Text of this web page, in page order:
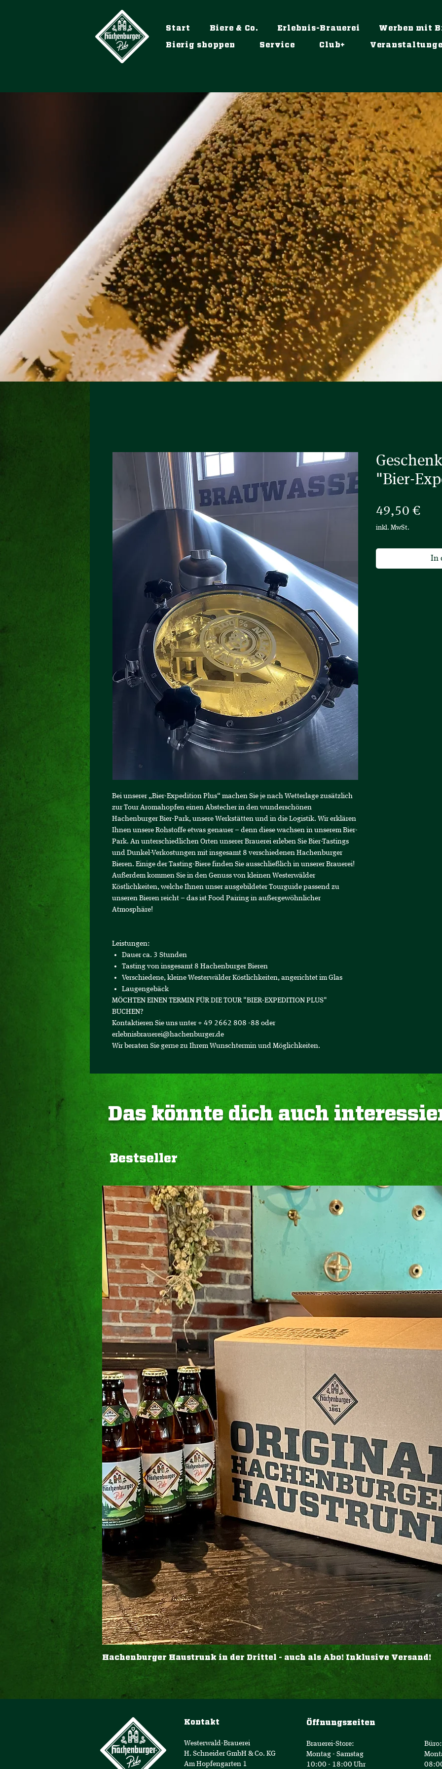
Start Biere & Co. Erlebnis-Brauerei Werben mit
Bierig shoppen Service Club+
Bei unserer „Bier-Expedition Plus“ machen Sie je nach Wetterlage zusätzlich
zur Tour Aromahopfen einen Abstecher in den wunderschönen
Hachenburger Bier-Park, unsere Werkstätten und in die Logistik. Wir erklären
Ihnen unsere Rohstoffe etwas genauer – denn diese wachsen in unserem Bier-
Park. An unterschiedlichen Orten unserer Brauerei erleben Sie Bier-Tastings
und Dunkel-Verkostungen mit insgesamt 8 verschiedenen Hachenburger
Bieren. Einige der Tasting-Biere finden Sie ausschließlich in unserer Brauerei!
Außerdem kommen Sie in den Genuss von kleinen Westerwälder
Köstlichkeiten, welche Ihnen unser ausgebildeter Tourguide passend zu
unseren Bieren reicht – das ist Food Pairing in außergewöhnlicher
Atmosphäre!
Leistungen:
Dauer ca. 3 Stunden
Tasting von insgesamt 8 Hachenburger Bieren
Verschiedene, kleine WesterwälderKöstlichkeiten, angerichtet im Glas
Laugengebäck
MÖCHTEN EINEN TERMIN FÜR DIE TOUR "BIER-EXPEDITION PLUS"
BUCHEN?
Kontaktieren Sie uns unter + 49 2662 808 -88 oder
erlebnisbrauerei@hachenburger.de
Wir beraten Sie gerne zu Ihrem Wunschtermin und Möglichkeiten.
"Bier-
49,50 €
inkl. MwSt.
In
Das könnte dich auch
Bestseller
Hachenburger Haustrunk in der Drittel - auch als Abo! Inklusive Versand!
Kontakt
Westerwald-Brauerei
H. Schneider GmbH & Co. KG
Am Hopfengarten 1
Öffnungszeiten
Brauerei-Store:
Montag - Samstag
10:00 - 18:00 Uhr
Büro: